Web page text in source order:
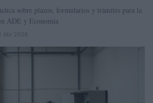
sobre plazos, formularios y trámites para la
ADE y Economía
Abr 2026